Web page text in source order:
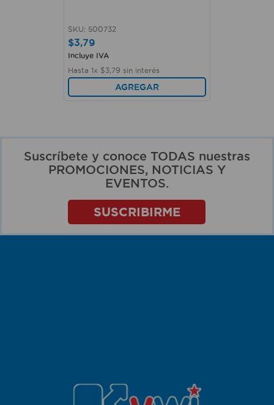
SKU: 500732
$3,79
Incluye IVA
Hasta 1x $3 79 sin interés
AGREGAR
Suscríbete y conoce TODAS nuestras
PROMOCIONES, NOTICIAS Y
EVENTOS.
SUSCRIBIRME